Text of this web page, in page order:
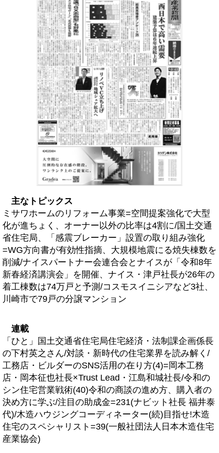
主なトピックス
ミサワホームのリフォーム事業=空間提案強化で大型
化が進ちょく、オーナー以外の比率は4割に/国土交通
省住宅局、「感震ブレーカー」設置の取り組み強化
=WG方向書が有効性指摘、大規模地震にる焼失棟数を
削減/ナイスパートナー会連合会とナイスが「令和8年
新春経済講演会」を開催、ナイス・津戸社長が26年の
着工棟数は74万戸と予測/コスモスイニシアなど3社、
川崎市で79戸の分譲マンション
連載
「ひと」国土交通省住宅局住宅経済・法制課企画係長
の下村英之さん/対談・新時代の住宅業界を読み解く/
工務店・ビルダーのSNS活用の在り方(4)=岡本工務
店・岡本征也社長×Trust Lead・江島和城社長/令和の
シン住宅営業戦術(40)令和の商談の進め方、購入者の
決め方に学ぶ/注目の助成金=231(ナビット社長 福井泰
代)/木造ハウジングコーディネーター(続)目指せ!木造
住宅のスペシャリスト=39(一般社団法人日本木造住宅
産業協会)